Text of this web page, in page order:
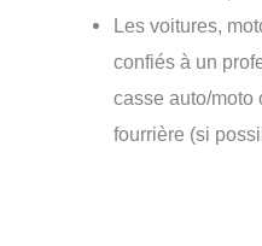
Les voitures,
confiés à un
casse auto/moto
fourrière (si